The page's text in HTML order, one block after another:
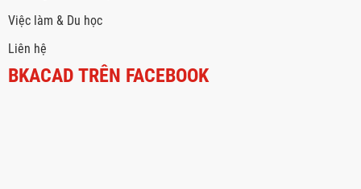
Việc làm & Du học
Liên hệ
BKACAD TRÊN FACEBOOK